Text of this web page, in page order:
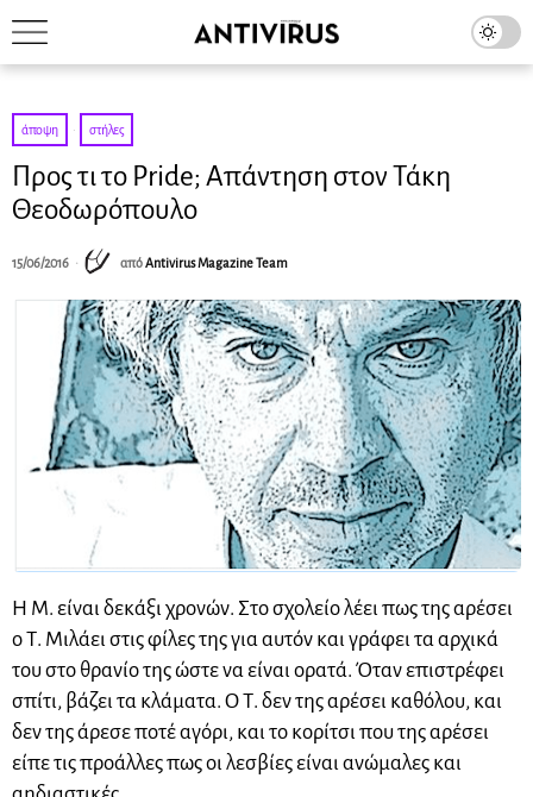
άποψη · στήλες
Προς τι το Pride; Απάντηση στον Τάκη
Θεοδωρόπουλο
15/06/2016 απόAntivirus Magazine Team
Η Μ. είναι δεκάξι χρονών. Στο σχολείο λέει πως της αρέσει
ο Τ. Μιλάει στις φίλες της για αυτόν και γράφει τα αρχικά
του στο θρανίο της ώστε να είναι ορατά. Όταν επιστρέφει
σπίτι, βάζει τα κλάματα. Ο Τ. δεν της αρέσει καθόλου, και
δεν της άρεσε ποτέ αγόρι, και το κορίτσι που της αρέσει
είπε τις προάλλες πως οι λεσβίες είναι ανώμαλες και